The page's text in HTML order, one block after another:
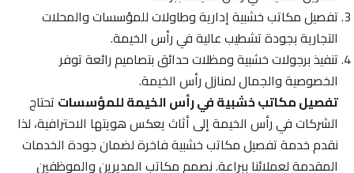
تفصيل مكاتب خشبية إدارية وطاولات للمؤسسات والمحلات
التجارية بجودة تشطيب عالية في رأس الخيمة.
تنفيذ برجولات خشبية ومظلات حدائق بتصاميم رائعة توفر
الخصوصية والجمال لمنازل رأس الخيمة.
تفصيل مكاتب خشبية في رأس الخيمة للمؤسساتتحتاج
الشركات في رأس الخيمة إلى أثاث يعكس هويتها الاحترافية، لذا
نقدم خدمة تفصيل مكاتب خشبية فاخرة لضمان جودة الخدمات
المقدمة لعملائنا ببراعة. نصمم مكاتب المديرين والموظفين